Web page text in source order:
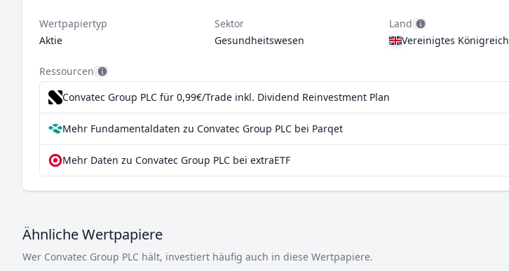
Wertpapiertyp
Aktie
Sektor
Gesundheitswesen
Land
Vereinigtes Königreich
Ressourcen
Convatec Group PLC für 0,99€/Trade inkl. Dividend Reinvestment Plan
Mehr Fundamentaldaten zu Convatec Group PLC bei Parqet
Mehr Daten zu Convatec Group PLC bei extraETF
Ähnliche Wertpapiere
Wer Convatec Group PLC hält, investiert häufig auch in diese Wertpapiere.